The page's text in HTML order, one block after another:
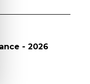
- 2026